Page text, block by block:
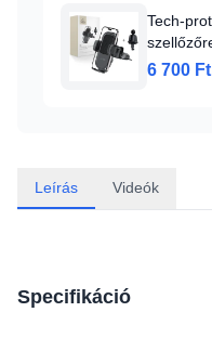
Tech-
6 700 Ft
Leírás Videók
Specifikáció